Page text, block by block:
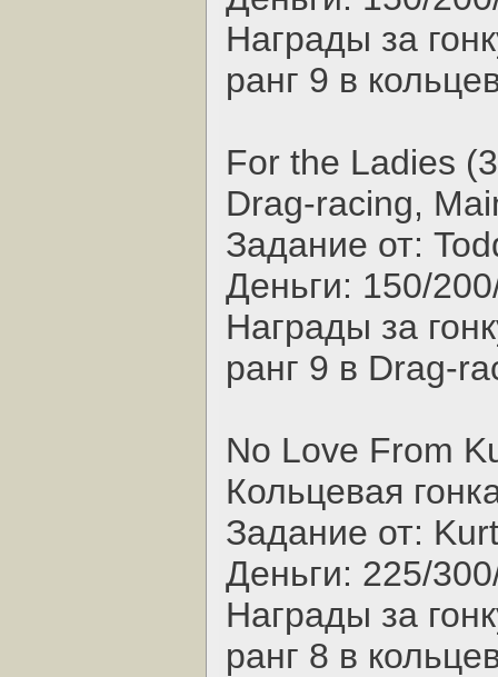
Награды за
ранг 9 в
For the Ladies
Drag-racing,
Задание от:
Деньги: 150/
Награды за
ранг 9 в Drag-
No Love From
Кольцевая
Задание от: Kurt
Деньги: 225/
Награды за
ранг 8 в